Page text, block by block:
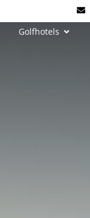
Golfhotels